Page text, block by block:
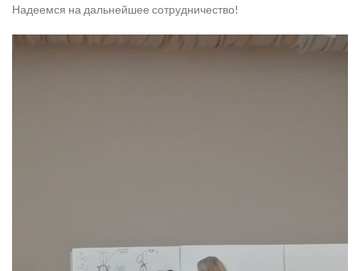
Надеемся на дальнейшее сотрудничество!